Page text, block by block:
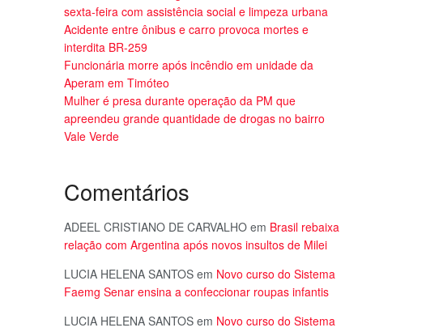
sexta-feira com assistência social e limpeza urbana
Acidente entre ônibus e carro provoca mortes e
interdita BR-259
Funcionária morre após incêndio em unidade da
Aperam em Timóteo
Mulher é presa durante operação da PM que
apreendeu grande quantidade de drogas no bairro
Vale Verde
Comentários
ADEEL CRISTIANO DE CARVALHO em Brasil rebaixa
relação com Argentina após novos insultos de Milei
LUCIA HELENA SANTOS em Novo curso do Sistema
Faemg Senar ensina a confeccionar roupas infantis
LUCIA HELENA SANTOS em Novo curso do Sistema